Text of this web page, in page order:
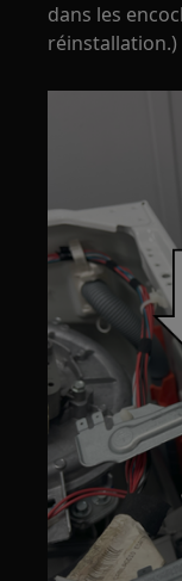
dans les
réinstallation.)